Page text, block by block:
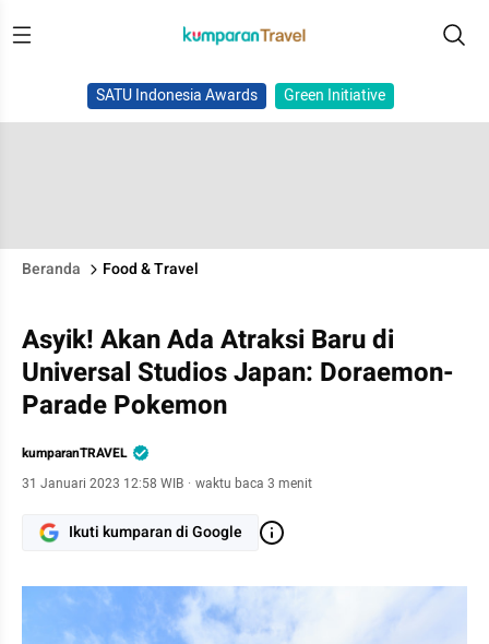
SATU Indonesia Awards Green Initiative
Beranda Food & Travel
Asyik! Akan Ada Atraksi Baru di
Universal Studios Japan: Doraemon-
Parade Pokemon
kumparanTRAVEL
31 Januari 2023 12:58 WIB · waktu baca 3 menit
Ikuti kumparan di Google